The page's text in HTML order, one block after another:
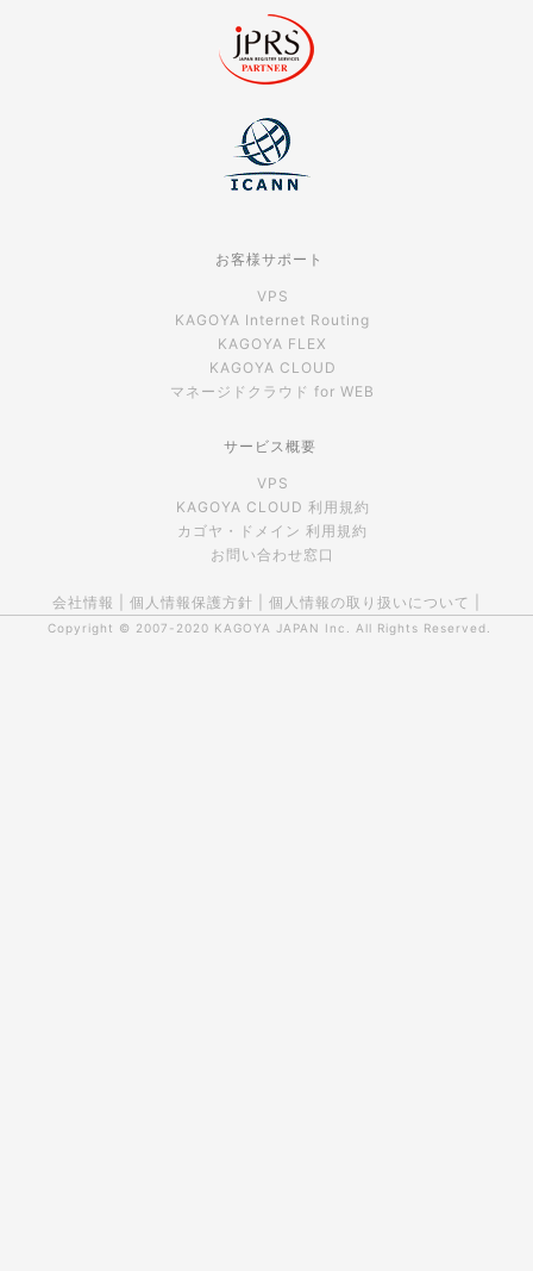
お客様サポート
VPS
KAGOYA Internet Routing
KAGOYA FLEX
KAGOYA CLOUD
マネージドクラウド for WEB
サービス概要
VPS
KAGOYA CLOUD 利用規約
カゴヤ・ドメイン 利用規約
お問い合わせ窓口
会社情報 個人情報保護方針 個人情報の取り扱いについて
Copyright © 2007-2020 KAGOYA JAPAN Inc. All Rights Reserved.